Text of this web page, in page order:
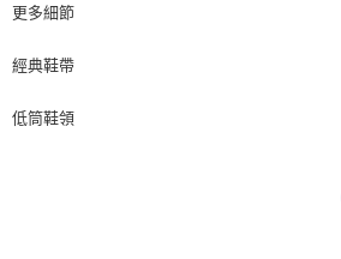
更多細節
經典鞋帶
低筒鞋領